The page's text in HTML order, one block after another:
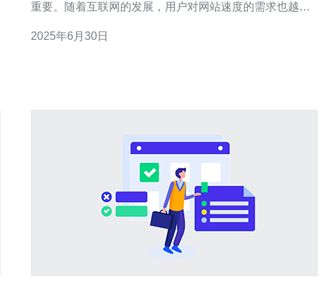
重要。随着互联网的发展，用户对网站速度的需求也越来
解决方案。 香港直连服务器cn2腾讯云是腾讯云推出的一
2025年6月30日